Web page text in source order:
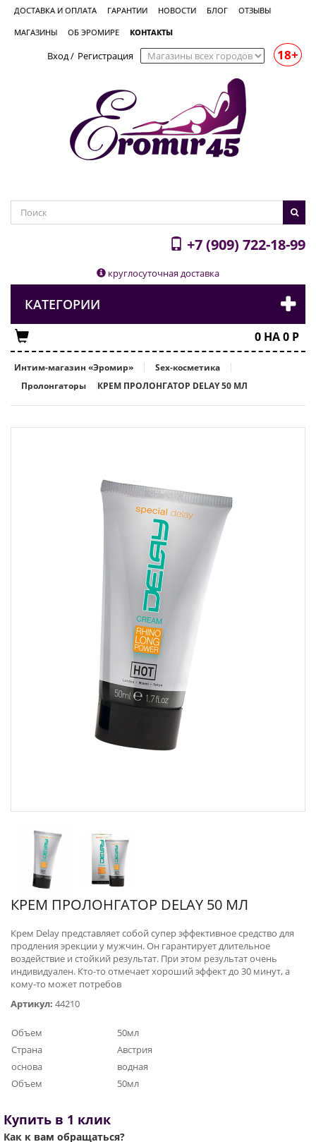
ДОСТАВКА И ОПЛАТА ГАРАНТИИ НОВОСТИ БЛОГ ОТЗЫВЫ
МАГАЗИНЫ ОБ ЭРОМИРЕ КОНТАКТЫ
Вход/ Регистрация 18+
+7 (909) 722-18-99
круглосуточная доставка
КАТЕГОРИИ
0 НА0 Р
Интим-магазин «Эромир»
Sex-косметика
Пролонгаторы
КРЕМ ПРОЛОНГАТОР DELAY 50 МЛ
КРЕМ ПРОЛОНГАТОР DELAY 50 МЛ
Крем Delay представляет собой супер эффективное средство для
продления эрекции у мужчин. Он гарантирует длительное
воздействие и стойкий результат. При этом результат очень
индивидуален. Кто-то отмечает хороший эффект до 30 минут, а
кому-то может потребов
Артикул: 44210
Объем
50мл
Страна
Австрия
основа
водная
Объем
50мл
Купить в 1 клик
Как к вам обращаться?